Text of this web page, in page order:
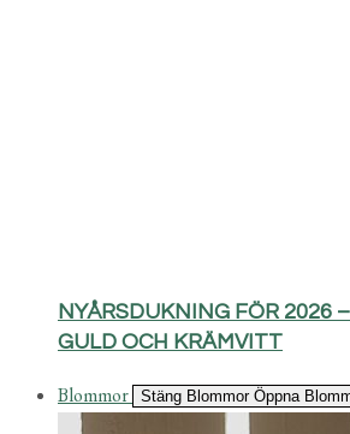
NYÅRSDUKNING FÖR 2026
GULD OCH KRÄMVITT
Blommor Stäng Blommor Öppna